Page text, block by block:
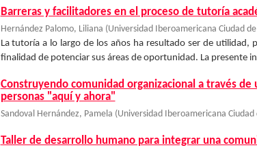
Barreras y facilitadores en el proceso de tutoría
Hernández Palomo, Liliana (Universidad Iberoamericana Ciudad
La tutoría a lo largo de los años ha resultado ser de utilidad,
finalidad de potenciar sus áreas de oportunidad. La presente
Construyendo comunidad organizacional a través
personas "aquí y ahora"
Sandoval Hernández, Pamela (Universidad Iberoamericana
Taller de desarrollo humano para integrar una